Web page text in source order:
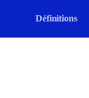
Définitions